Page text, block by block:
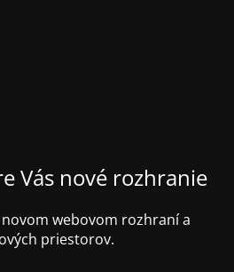
Vás nové rozhranie
webovom rozhraní a
priestorov.